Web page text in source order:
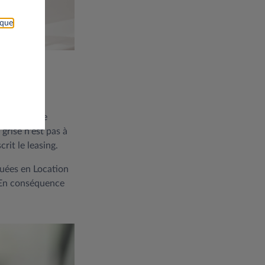
devenez le
n'est pas à
le leasing.
en Location
conséquence